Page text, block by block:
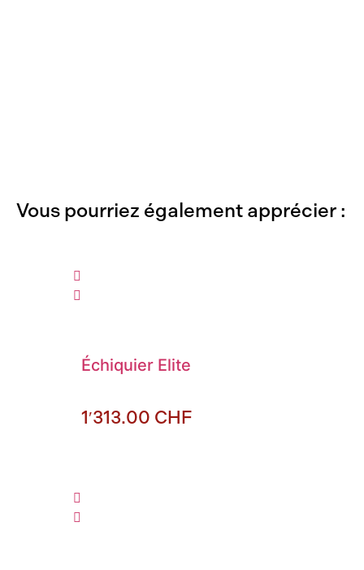
Vous pourriez également apprécier :
Échiquier Elite
1′313.00 CHF